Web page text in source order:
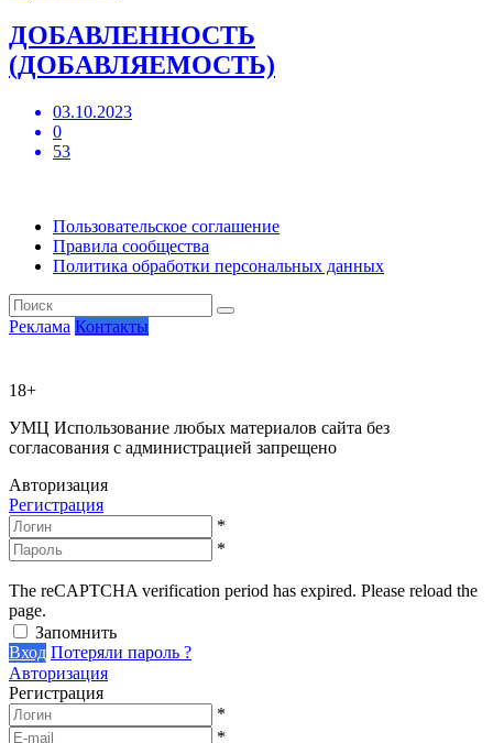
ДОБАВЛЕННОСТЬ
(ДОБАВЛЯЕМОСТЬ)
03.10.2023
0
53
Пользовательское соглашение
Правила сообщества
Политика обработки персональных данных
Реклама Контакты
18+
УМЦ Использование любых материалов сайта без
согласования с администрацией запрещено
Авторизация
Регистрация
*
*
The reCAPTCHA verification period has expired. Please reload the
page.
Запомнить
Вход Потеряли пароль ?
Авторизация
Регистрация
*
*